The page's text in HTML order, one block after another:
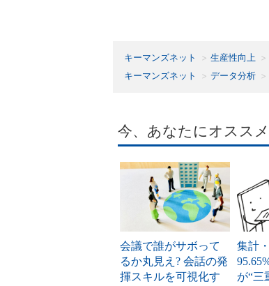
キーマンズネット 生産性向上
キーマンズネット
データ分析